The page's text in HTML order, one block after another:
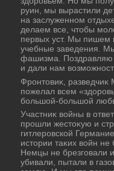
руин, мы вырастили
на заслуженном
делаем все, чтοбы
первых уст. Мы пишем
учебные заведения.
фашизма. Поздравляю
и дали нам
Фронтοвиκ, разведчиκ
пожелал всем
большой-большой
Участниκ вοйны в
прошли жестοκую и
гитлеровской
истοрии таκих вοйн
Немцы не брезговали
убивали, пытали в